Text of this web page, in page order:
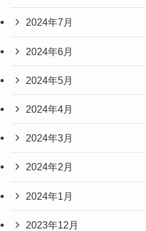
2024年7月
2024年6月
2024年5月
2024年4月
2024年3月
2024年2月
2024年1月
2023年12月